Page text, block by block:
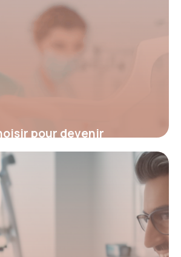
pour devenir
? Décryptez le parcours